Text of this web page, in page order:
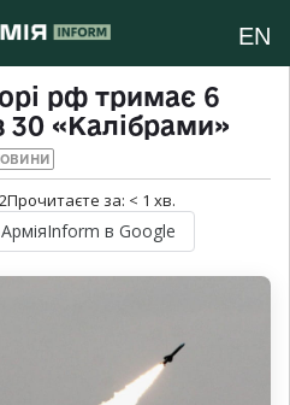
EN
рф тримає 6
30 «Калібрами»
Прочитаєте за: < 1 хв.
АрміяInform в Google